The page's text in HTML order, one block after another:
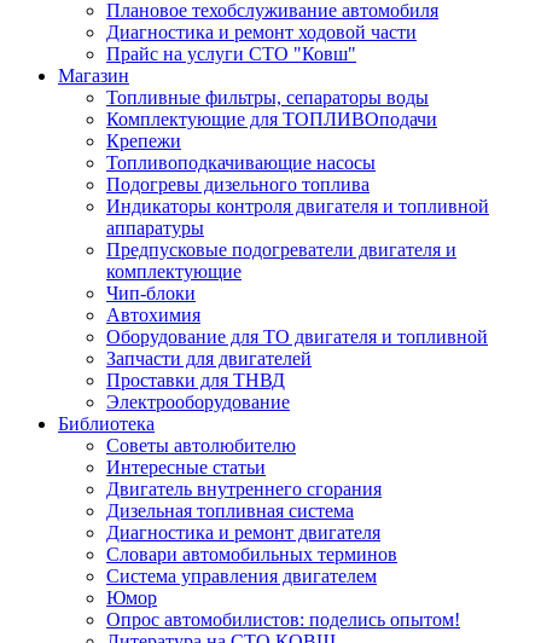
Плановое техобслуживание автомобиля
Диагностика и ремонт ходовой части
Прайс на услуги СТО "Ковш"
Магазин
Топливные фильтры, сепараторы воды
Комплектующие для ТОПЛИВОподачи
Крепежи
Топливоподкачивающие насосы
Подогревы дизельного топлива
Индикаторы контроля двигателя и топливной
аппаратуры
Предпусковые подогреватели двигателя и
комплектующие
Чип-блоки
Автохимия
Оборудование для ТО двигателя и топливной
Запчасти для двигателей
Проставки для ТНВД
Электрооборудование
Библиотека
Советы автолюбителю
Интересные статьи
Двигатель внутреннего сгорания
Дизельная топливная система
Диагностика и ремонт двигателя
Словари автомобильных терминов
Система управления двигателем
Юмор
Опрос автомобилистов: поделись опытом!